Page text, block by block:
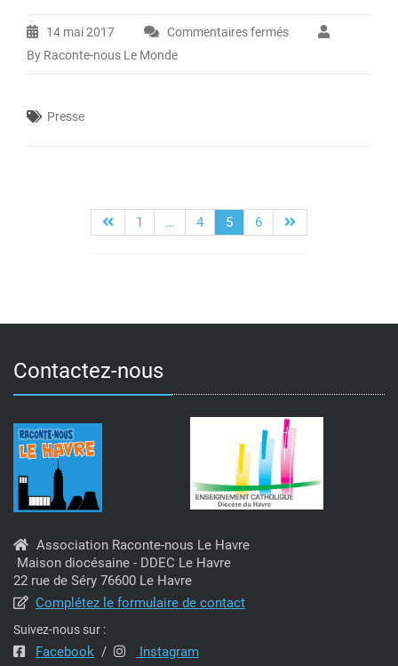
14 mai 2017 Commentaires ferméssur
By Raconte-nous Le Monde
Presse
Pagination
1 … 4 5 6
Contactez-nous
Association Raconte-nous Le Havre
Maison diocésaine - DDEC Le Havre
22 rue de Séry 76600 Le Havre
Complétez le formulaire de contact
Suivez-nous sur :
Facebook /
Instagram